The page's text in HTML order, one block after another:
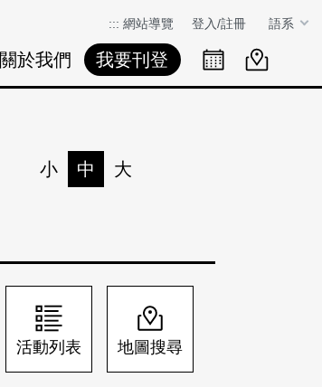
::: 網站導覽 登入/註冊 語系
關於我們 我要刊登 活動日曆活動地圖
小 中 大
活動列表 地圖搜尋